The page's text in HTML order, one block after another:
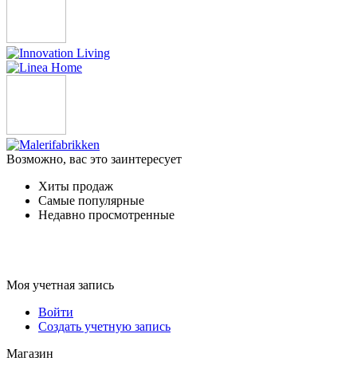
Возможно, вас это заинтересует
Хиты продаж
Самые популярные
Недавно просмотренные
Моя учетная запись
Войти
Создать учетную запись
Магазин